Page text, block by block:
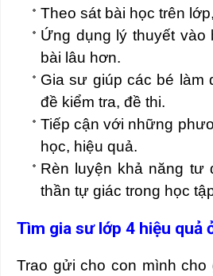
Theo sát bài học trên
Ứng dụng lý thuyết vào
bài lâu hơn.
Gia sư giúp các bé làm
đề kiểm tra, đề thi.
Tiếp cận với những
học, hiệu quả.
Rèn luyện khả năng tư
thần tự giác trong học
Tìm gia sư lớp 4 hiệu quả
Trao gửi cho con mình